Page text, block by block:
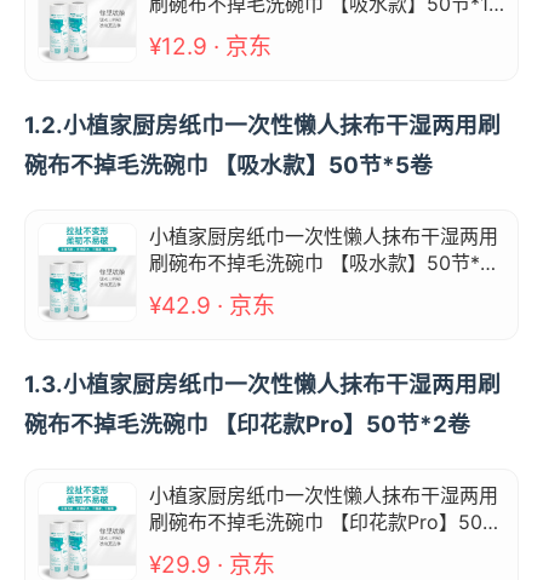
¥12.9 · 京东
1.2.小植家厨房纸巾一次性懒人抹布干湿两用刷
碗布不掉毛洗碗巾 【吸水款】50节*5卷
小植家厨房纸巾一次性懒人抹布干湿两用
刷碗布不掉毛洗碗巾 【吸水款】50节*5
¥42.9 · 京东
1.3.小植家厨房纸巾一次性懒人抹布干湿两用刷
碗布不掉毛洗碗巾 【印花款Pro】50节*2卷
小植家厨房纸巾一次性懒人抹布干湿两用
刷碗布不掉毛洗碗巾 【印花款Pro】50节
¥29.9 · 京东